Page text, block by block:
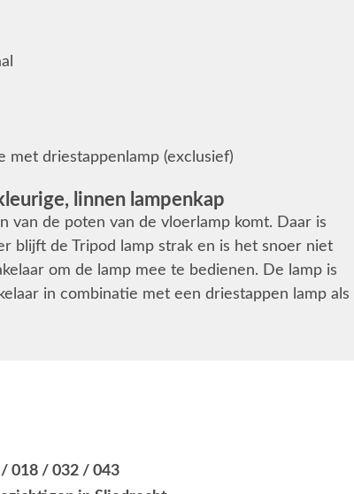
met driestappenlamp (exclusief)
linnen lampenkap
van de poten van de vloerlamp komt. Daar is
blijft de Tripod lamp strak en is het snoer niet
om de lamp mee te bedienen. De lamp is
in combinatie met een driestappen lamp als
018 / 032 / 043